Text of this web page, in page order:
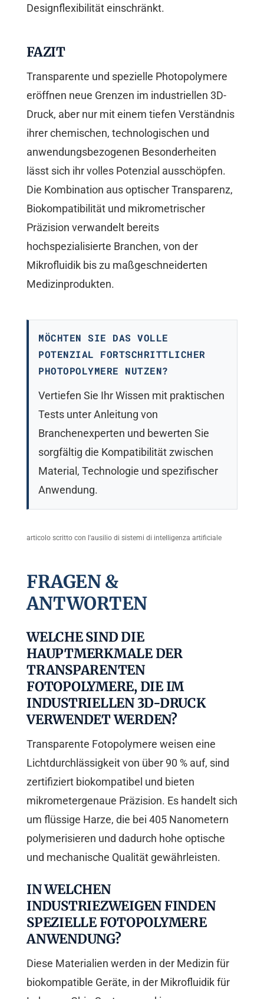
Designflexibilität einschränkt.
FAZIT
Transparente und spezielle Photopolymere
eröffnen neue Grenzen im industriellen 3D-
Druck, aber nur mit einem tiefen Verständnis
ihrer chemischen, technologischen und
anwendungsbezogenen Besonderheiten
lässt sich ihr volles Potenzial ausschöpfen.
Die Kombination aus optischer Transparenz,
Biokompatibilität und mikrometrischer
Präzision verwandelt bereits
hochspezialisierte Branchen, von der
Mikrofluidik bis zu maßgeschneiderten
Medizinprodukten.
MÖCHTEN SIE DAS VOLLE
POTENZIAL FORTSCHRITTLICHER
PHOTOPOLYMERE NUTZEN?
Vertiefen Sie Ihr Wissen mit praktischen
Tests unter Anleitung von
Branchenexperten und bewerten Sie
sorgfältig die Kompatibilität zwischen
Material, Technologie und spezifischer
Anwendung.
articolo scritto con l'ausilio di sistemi di intelligenza artificiale
FRAGEN &
ANTWORTEN
WELCHE SIND DIE
HAUPTMERKMALE DER
TRANSPARENTEN
FOTOPOLYMERE, DIE IM
INDUSTRIELLEN 3D-DRUCK
VERWENDET WERDEN?
Transparente Fotopolymere weisen eine
Lichtdurchlässigkeit von über 90 % auf, sind
zertifiziert biokompatibel und bieten
mikrometergenaue Präzision. Es handelt sich
um flüssige Harze, die bei 405 Nanometern
polymerisieren und dadurch hohe optische
und mechanische Qualität gewährleisten.
IN WELCHEN
INDUSTRIEZWEIGEN FINDEN
SPEZIELLE FOTOPOLYMERE
ANWENDUNG?
Diese Materialien werden in der Medizin für
biokompatible Geräte, in der Mikrofluidik für